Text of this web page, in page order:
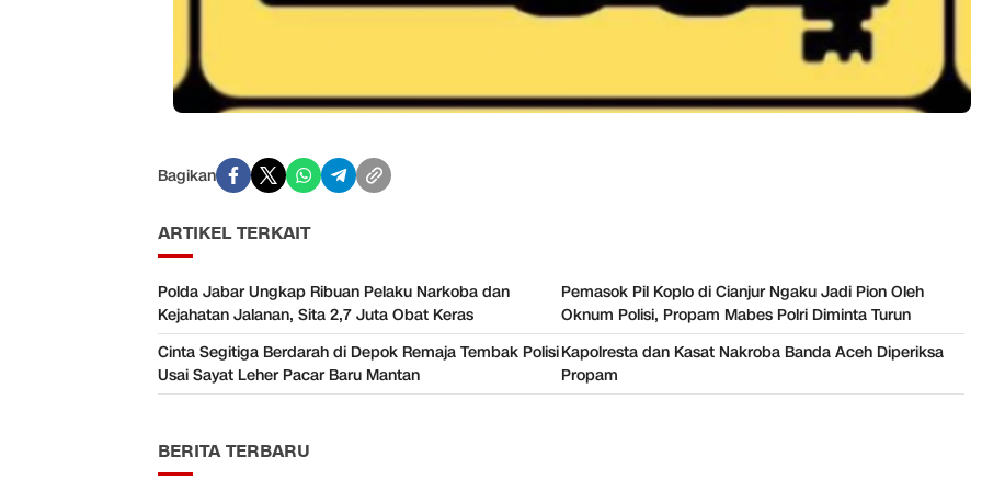
Bagikan
ARTIKEL TERKAIT
Polda Jabar Ungkap Ribuan Pelaku Narkoba dan
Kejahatan Jalanan, Sita 2,7 Juta Obat Keras
Pemasok Pil Koplo di Cianjur Ngaku Jadi Pion Oleh
Oknum Polisi, Propam Mabes Polri Diminta Turun
Cinta Segitiga Berdarah di Depok Remaja Tembak Polisi
Usai Sayat Leher Pacar Baru Mantan
Kapolresta dan Kasat Nakroba Banda Aceh Diperiksa
Propam
BERITA TERBARU